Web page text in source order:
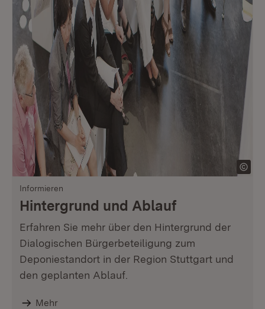
Informieren
Hintergrund und Ablauf
Erfahren Sie mehr über den Hintergrund der
Dialogischen Bürgerbeteiligung zum
Deponiestandort in der Region Stuttgart und
den geplanten Ablauf.
Mehr